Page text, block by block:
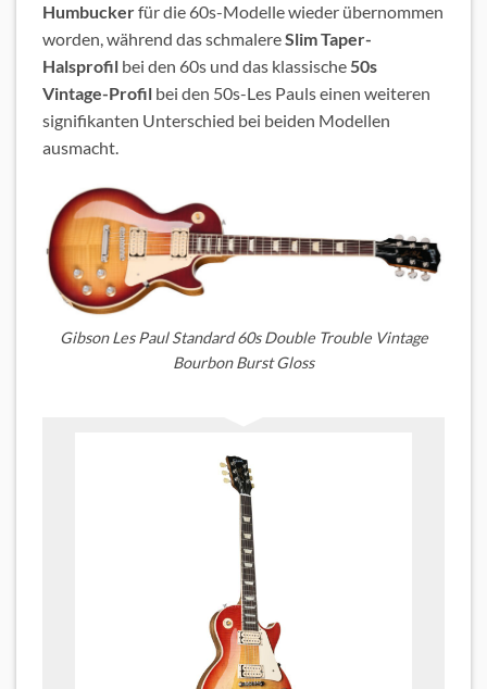
Humbuckerfür die 60s-Modelle wieder übernommen
worden, während das schmalereSlim Taper-
Halsprofil bei den 60s und das klassische50s
Vintage-Profil bei den 50s-Les Pauls einen weiteren
signifikanten Unterschied bei beiden Modellen
ausmacht.
Gibson Les Paul Standard 60s Double Trouble Vintage
Bourbon Burst Gloss